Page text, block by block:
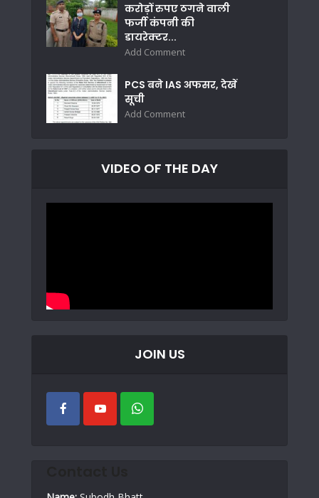
करोड़ों रुपए ठगने वाली
फर्जी कंपनी की
डायरेक्टर...
Add Comment
PCS बने IAS अफसर, देखें
सूची
Add Comment
VIDEO OF THE DAY
JOIN US